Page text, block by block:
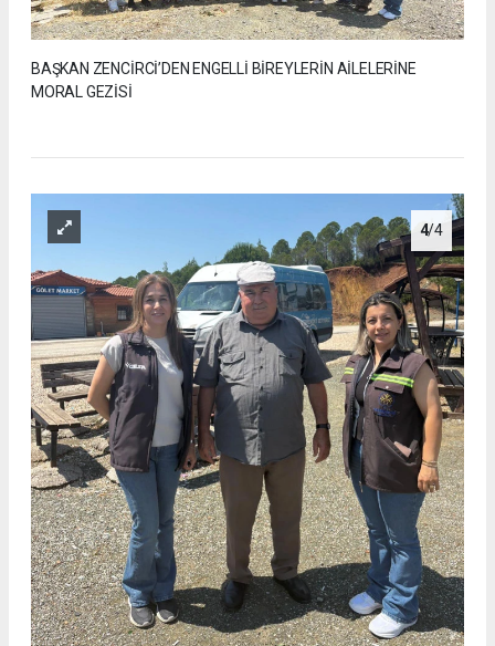
BAŞKAN ZENCİRCİ’DEN ENGELLİ BİREYLERİN AİLELERİNE
MORAL GEZİSİ
4/4